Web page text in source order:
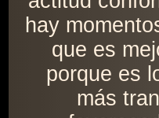
hay
que es
porque es
más